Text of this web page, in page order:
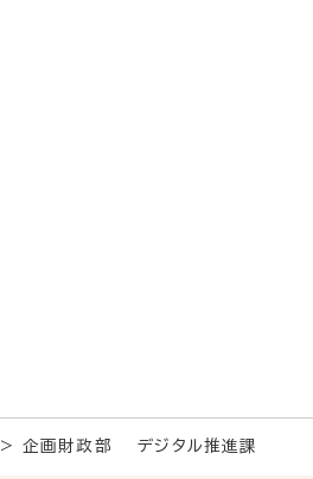
> 企画財政部 デジタル推進課